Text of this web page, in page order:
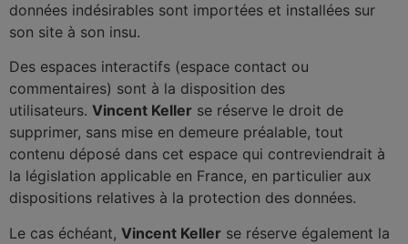
données indésirables sont importées et installées sur
son site à son insu.
Des espaces interactifs (espace contact ou
commentaires) sont à la disposition des
utilisateurs. Vincent Keller se réserve le droit de
supprimer, sans mise en demeure préalable, tout
contenu déposé dans cet espace qui contreviendrait à
la législation applicable en France, en particulier aux
dispositions relatives à la protection des données.
Le cas échéant, Vincent Keller se réserve également la